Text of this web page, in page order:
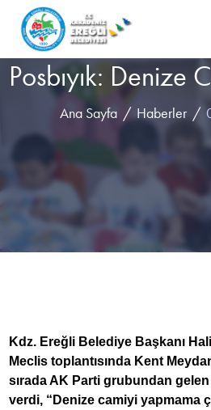
Ana Sayfa Haberler
Kdz. Ereğli Belediye Başkanı
Meclis toplantısında Kent
sırada AK Parti grubundan gelen
verdi, “Denize camiyi yapmama